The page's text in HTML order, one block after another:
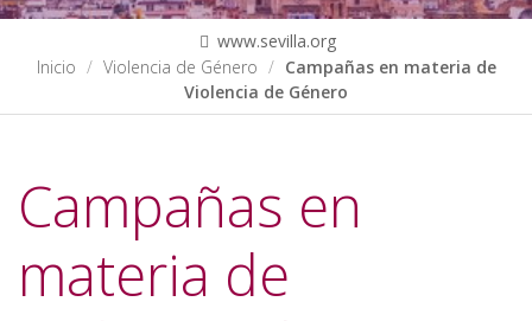
www.sevilla.org
Inicio
Violencia de Género
Campañas en materia de
Violencia de Género
Campañas en
materia de